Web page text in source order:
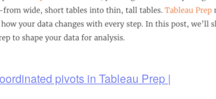
pivots in Tableau Prep |